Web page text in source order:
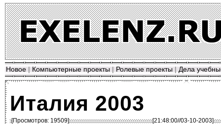
Новое | Компьютерные проекты | Ролевые проекты | Дела
Италия 2003
[Просмотров: 19509] [21:48:00//03-10-2003]